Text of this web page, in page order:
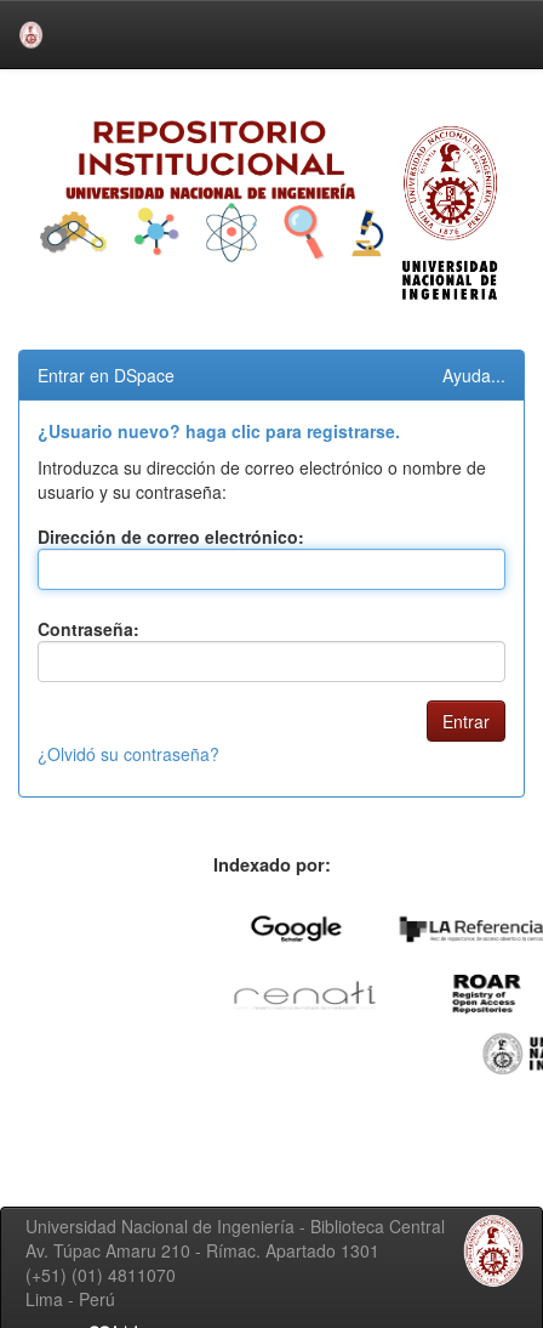
Entrar en DSpace Ayuda...
¿Usuario nuevo? haga clic para registrarse.
Introduzca su dirección de correo electrónico o nombre de
usuario y su contraseña:
Dirección de correo electrónico:
Contraseña:
¿Olvidó su contraseña?
Indexado por:
Universidad Nacional de Ingeniería - Biblioteca Central
Av. Túpac Amaru 210 - Rímac. Apartado 1301
(+51) (01) 4811070
Lima - Perú